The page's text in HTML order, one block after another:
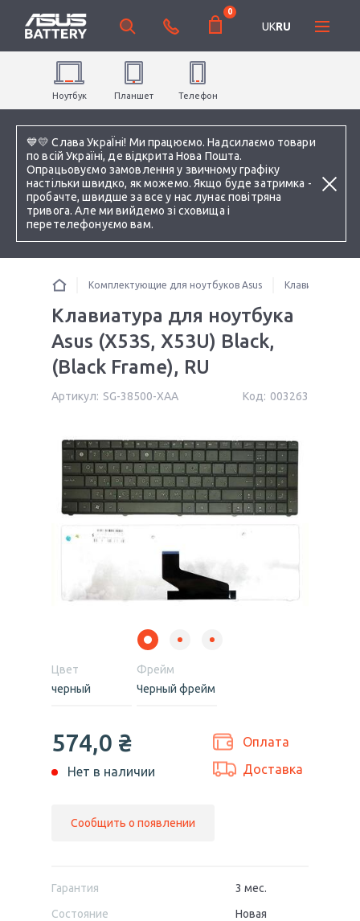
💙💛 Слава УкраЇні! Ми працюємо. Надсилаємо товари
по всій Україні, де відкрита Нова Пошта.
Опрацьовуємо замовлення у звичному графіку
настільки швидко, як можемо. Якщо буде затримка -
пробачте, швидше за все у нас лунає повітряна
тривога. Але ми вийдемо зі сховища і
перетелефонуємо вам.
0
UKRU
Ноутбук Планшет Телефон
Комплектующие для ноутбуков Asus Клавиатуры
Клавиатура для ноутбука
Asus (X53S, X53U) Black,
(Black Frame), RU
Артикул: SG-38500-XAA Код: 003263
Цвет
черный
Фрейм
Черный фрейм
574,0 ₴
Нет в наличии
Сообщить о появлении
Оплата
Доставка
Гарантия
3 мес.
Состояние
Новая